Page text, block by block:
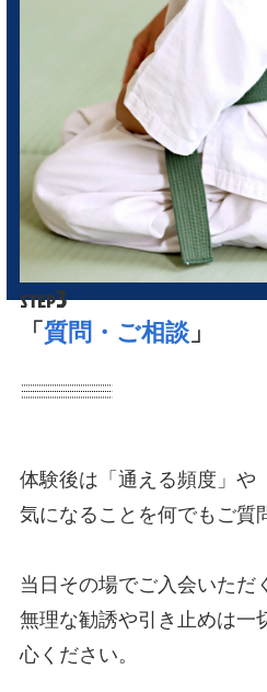
STEP3
「質問・ご相談」
体験後は「通える頻度」や
気になることを何でもご質
当日その場でご入会いただ
無理な勧誘や引き止めは一
心ください。